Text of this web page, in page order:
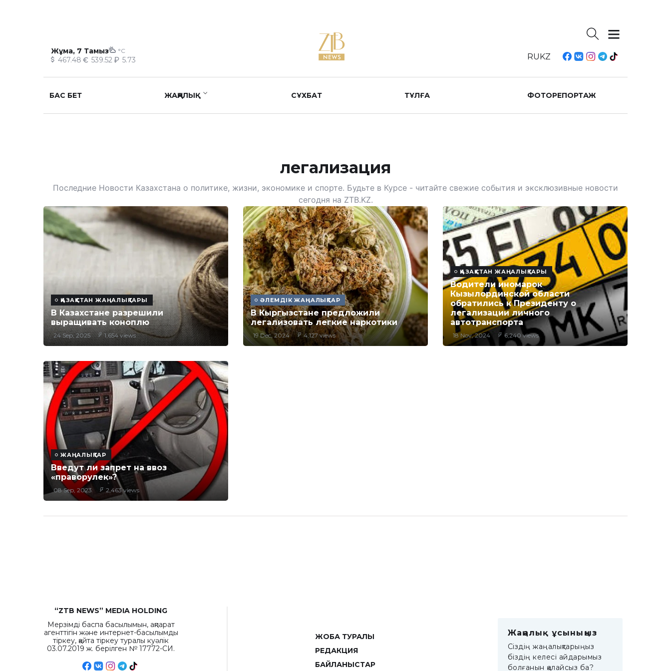
Жұма, 7 Тамыз °C
467.48 539.52 5.73 RUKZ
БАС БЕТ ЖАҢАЛЫҚ СҰХБАТ ТҰЛҒА ФОТОРЕПОРТАЖ
легализация
Последние Новости Казахстана о политике, жизни, экономике и спорте. Будьте в Курсе - читайте свежие события и эксклюзивные новости
сегодня на ZTB.KZ.
ҚАЗАҚСТАН ЖАҢАЛЫҚТАРЫ
В Казахстане разрешили
выращивать коноплю
24 Sep, 2025 1,654 views
ӘЛЕМДІК ЖАҢАЛЫҚТАР
В Кыргызстане предложили
легализовать легкие наркотики
19 Dec, 2024 4,127 views
ҚАЗАҚСТАН ЖАҢАЛЫҚТАРЫ
Водители иномарок
Кызылординской области
обратились к Президенту о
легализации личного
автотранспорта
18 Nov, 2024 6,240 views
ЖАҢАЛЫҚТАР
Введут ли запрет на ввоз
«праворулек»?
08 Sep, 2023 2,463 views
“ZTB NEWS” MEDIA HOLDING
Мерзімді баспа басылымын, ақпарат
агенттігін және интернет-басылымды
тіркеу, қайта тіркеу туралы куәлік
03.07.2019 ж. берілген № 17772-СИ.
ЖОБА ТУРАЛЫ
РЕДАКЦИЯ
БАЙЛАНЫСТАР
Жаңалық ұсыныңыз
Сіздің жаңалықтарыңыз
біздің келесі айдарымыз
болғанын қалайсыз ба?